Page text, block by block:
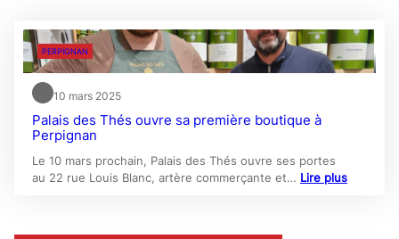
PERPIGNAN
10 mars 2025
Palais des Thés ouvre sa première boutique à
Perpignan
Le 10 mars prochain, Palais des Thés ouvre ses portes
au 22 rue Louis Blanc, artère commerçante et… Lire plus